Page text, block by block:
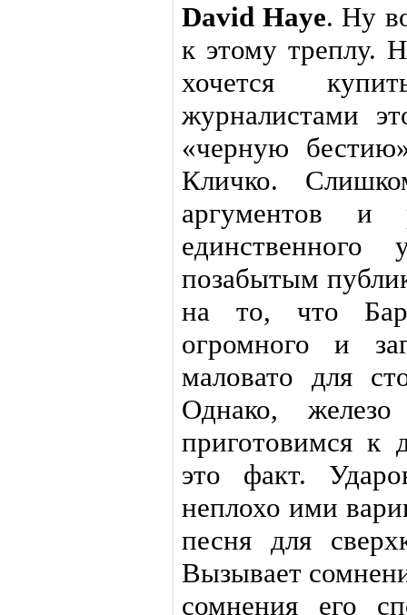
David Haye. Ну
к этому треплу.
хочется
журналистами
«черную
Кличко.
аргументов и
позабытым
на то, что
огромного и
маловато для
Однако,
приготовимся к
это факт.
неплохо ими
песня для
Вызывает
сомнения его